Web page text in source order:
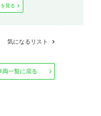
⾒る
気になるリスト
両一覧に戻る